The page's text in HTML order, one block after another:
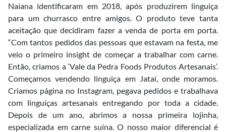
Naiana identificaram em 2018, após produzirem linguiça
para um churrasco entre amigos. O produto teve tanta
aceitação que decidiram fazer a venda de porta em porta.
“Com tantos pedidos das pessoas que estavam na festa, me
veio o primeiro insight de começar a trabalhar com carne.
Então, criamos a ‘Vale da Pedra Foods Produtos Artesanais’.
Começamos vendendo linguiça em Jataí, onde moramos.
Criamos página no Instagram, pegava pedidos e trabalhava
com linguiças artesanais entregando por toda a cidade.
Depois de um ano, abrimos a nossa primeira lojinha,
especializada em carne suína. O nosso maior diferencial é